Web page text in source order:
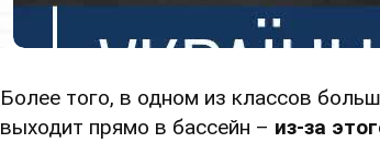
Более того, в одном из классов
выходит прямо в бассейн – из-за